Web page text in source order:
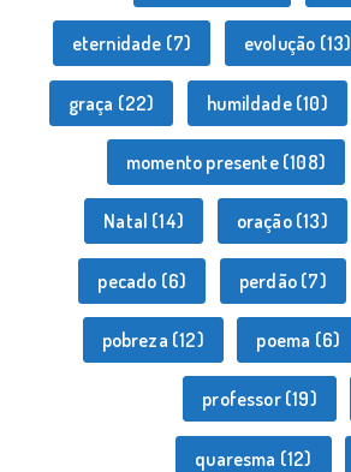
eternidade (7) evolução (13)
graça (22) humildade(10)
momento presente(108)
Natal (14) oração(13)
pecado (6) perdão(7)
pobreza (12) poema (6)
professor(19)
quaresma (12)